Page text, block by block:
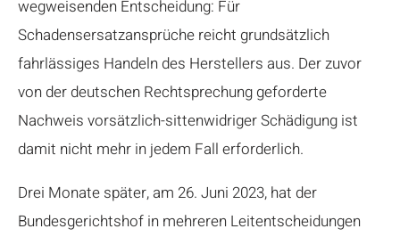
wegweisenden Entscheidung: Für
Schadensersatzansprüche reicht grundsätzlich
fahrlässiges Handeln des Herstellers aus. Der zuvor
von der deutschen Rechtsprechung geforderte
Nachweis vorsätzlich-sittenwidriger Schädigung ist
damit nicht mehr in jedem Fall erforderlich.
Drei Monate später, am 26. Juni 2023, hat der
Bundesgerichtshof in mehreren Leitentscheidungen